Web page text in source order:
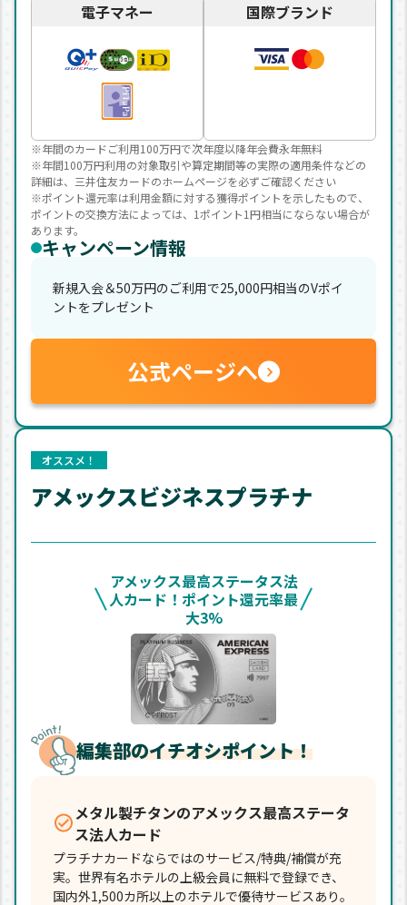
電子マネー
国際ブランド
※年間のカードご利用100万円で次年度以降年会費永年無料
※年間100万円利用の対象取引や算定期間等の実際の適用条件などの
詳細は、三井住友カードのホームページを必ずご確認ください
※ポイント還元率は利用金額に対する獲得ポイントを示したもので、
ポイントの交換方法によっては、1ポイント1円相当にならない場合が
あります。
キャンペーン情報
新規入会＆50万円のご利用で25,000円相当のVポイ
ントをプレゼント
公式ページへ
オススメ！
アメックスビジネスプラチナ
アメックス最高ステータス法
人カード！ポイント還元率最
大3%
編集部のイチオシポイント！
メタル製チタンのアメックス最高ステータ
ス法人カード
プラチナカードならではのサービス/特典/補償が充
実。世界有名ホテルの上級会員に無料で登録でき、
国内外1,500カ所以上のホテルで優待サービスあり。